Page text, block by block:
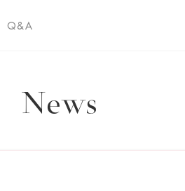
Q&A
News